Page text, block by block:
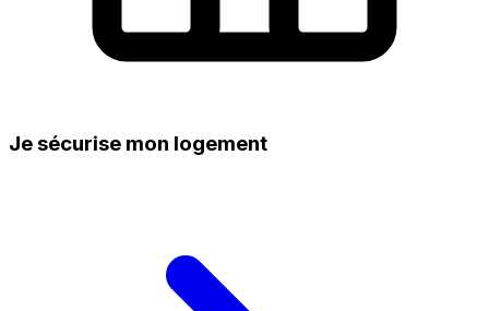
Je sécurise mon logement